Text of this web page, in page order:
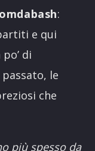
:
e qui
di
le
che
più spesso da